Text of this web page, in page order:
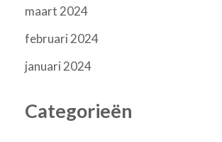
maart 2024
februari 2024
januari 2024
Categorieën